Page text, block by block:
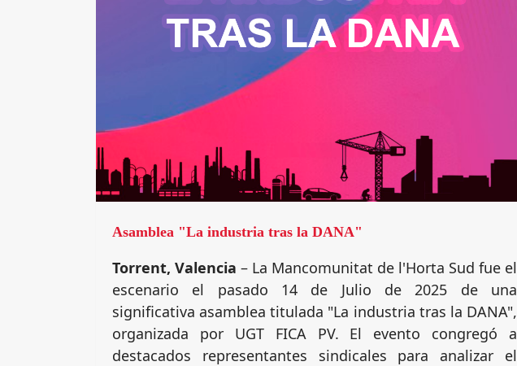
Asamblea "La industria tras la DANA"
Torrent, Valencia – La Mancomunitat de l'Horta Sud fue el
escenario el pasado 14 de Julio de 2025 de una
significativa asamblea titulada "La industria tras la DANA",
organizada por UGT FICA PV. El evento congregó a
destacados representantes sindicales para analizar el